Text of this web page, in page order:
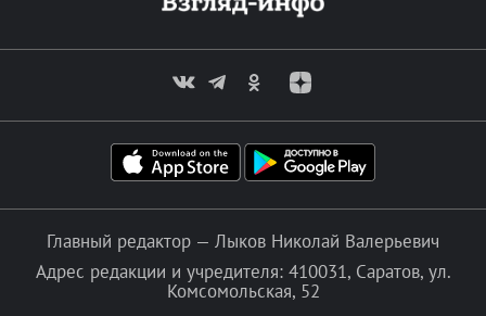
Главный редактор — Лыков Николай Валерьевич
Адрес редакции и учредителя: 410031, Саратов, ул.
Комсомольская, 52